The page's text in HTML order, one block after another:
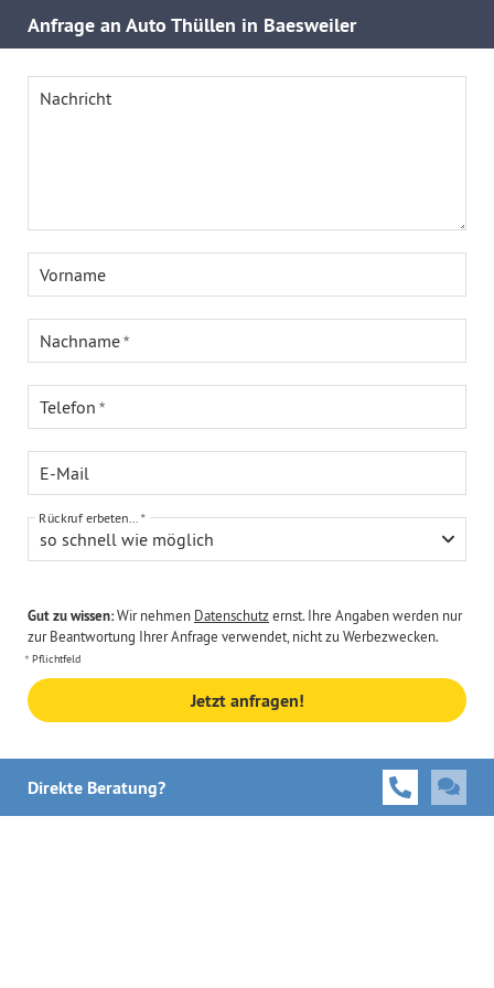
Anfrage an Auto Thüllen in Baesweiler
Nachricht
Vorname
Nachname
Telefon
E-Mail
so schnell wie möglich
Rückruf erbeten...
Gut zu wissen:Wir nehmen Datenschutzernst. Ihre Angaben werden nur
zur Beantwortung Ihrer Anfrage verwendet, nicht zu Werbezwecken.
Pflichtfeld
Jetzt anfragen!
Direkte Beratung?